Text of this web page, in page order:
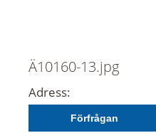
Ä10160-13.jpg
Adress:
Förfrågan